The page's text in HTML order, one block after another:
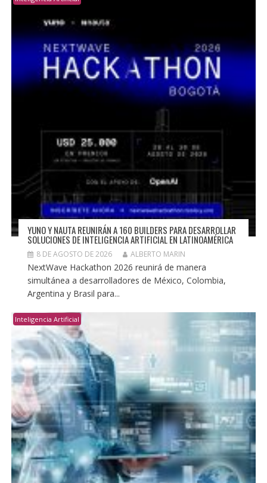
YUNO Y NAUTA REUNIRÁN A 160 BUILDERS PARA DESARROLLAR
SOLUCIONES DE INTELIGENCIA ARTIFICIAL EN LATINOAMÉRICA
8 DE AGOSTO DE 2026 ALBERTO MARIN
NextWave Hackathon 2026 reunirá de manera
simultánea a desarrolladores de México, Colombia,
Argentina y Brasil para...
Inteligencia Artificial